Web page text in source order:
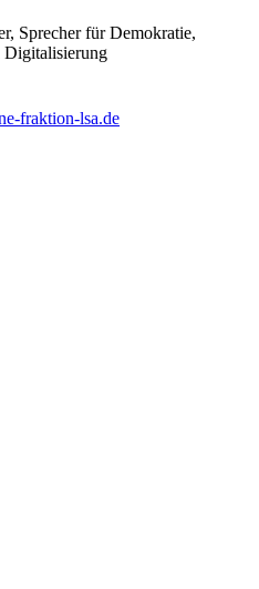
Sprecher für Demokratie,
Digitalisierung
fraktion-lsa.de